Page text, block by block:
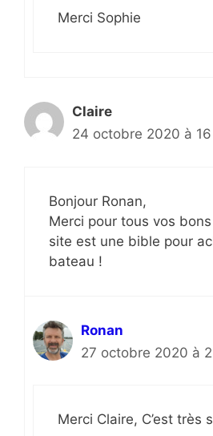
Merci Sophie
Claire
24 octobre 2020 à
Bonjour Ronan,
Merci pour tous vos
site est une bible pour
bateau !
Ronan
27 octobre 2020 à
Merci Claire, C’est très